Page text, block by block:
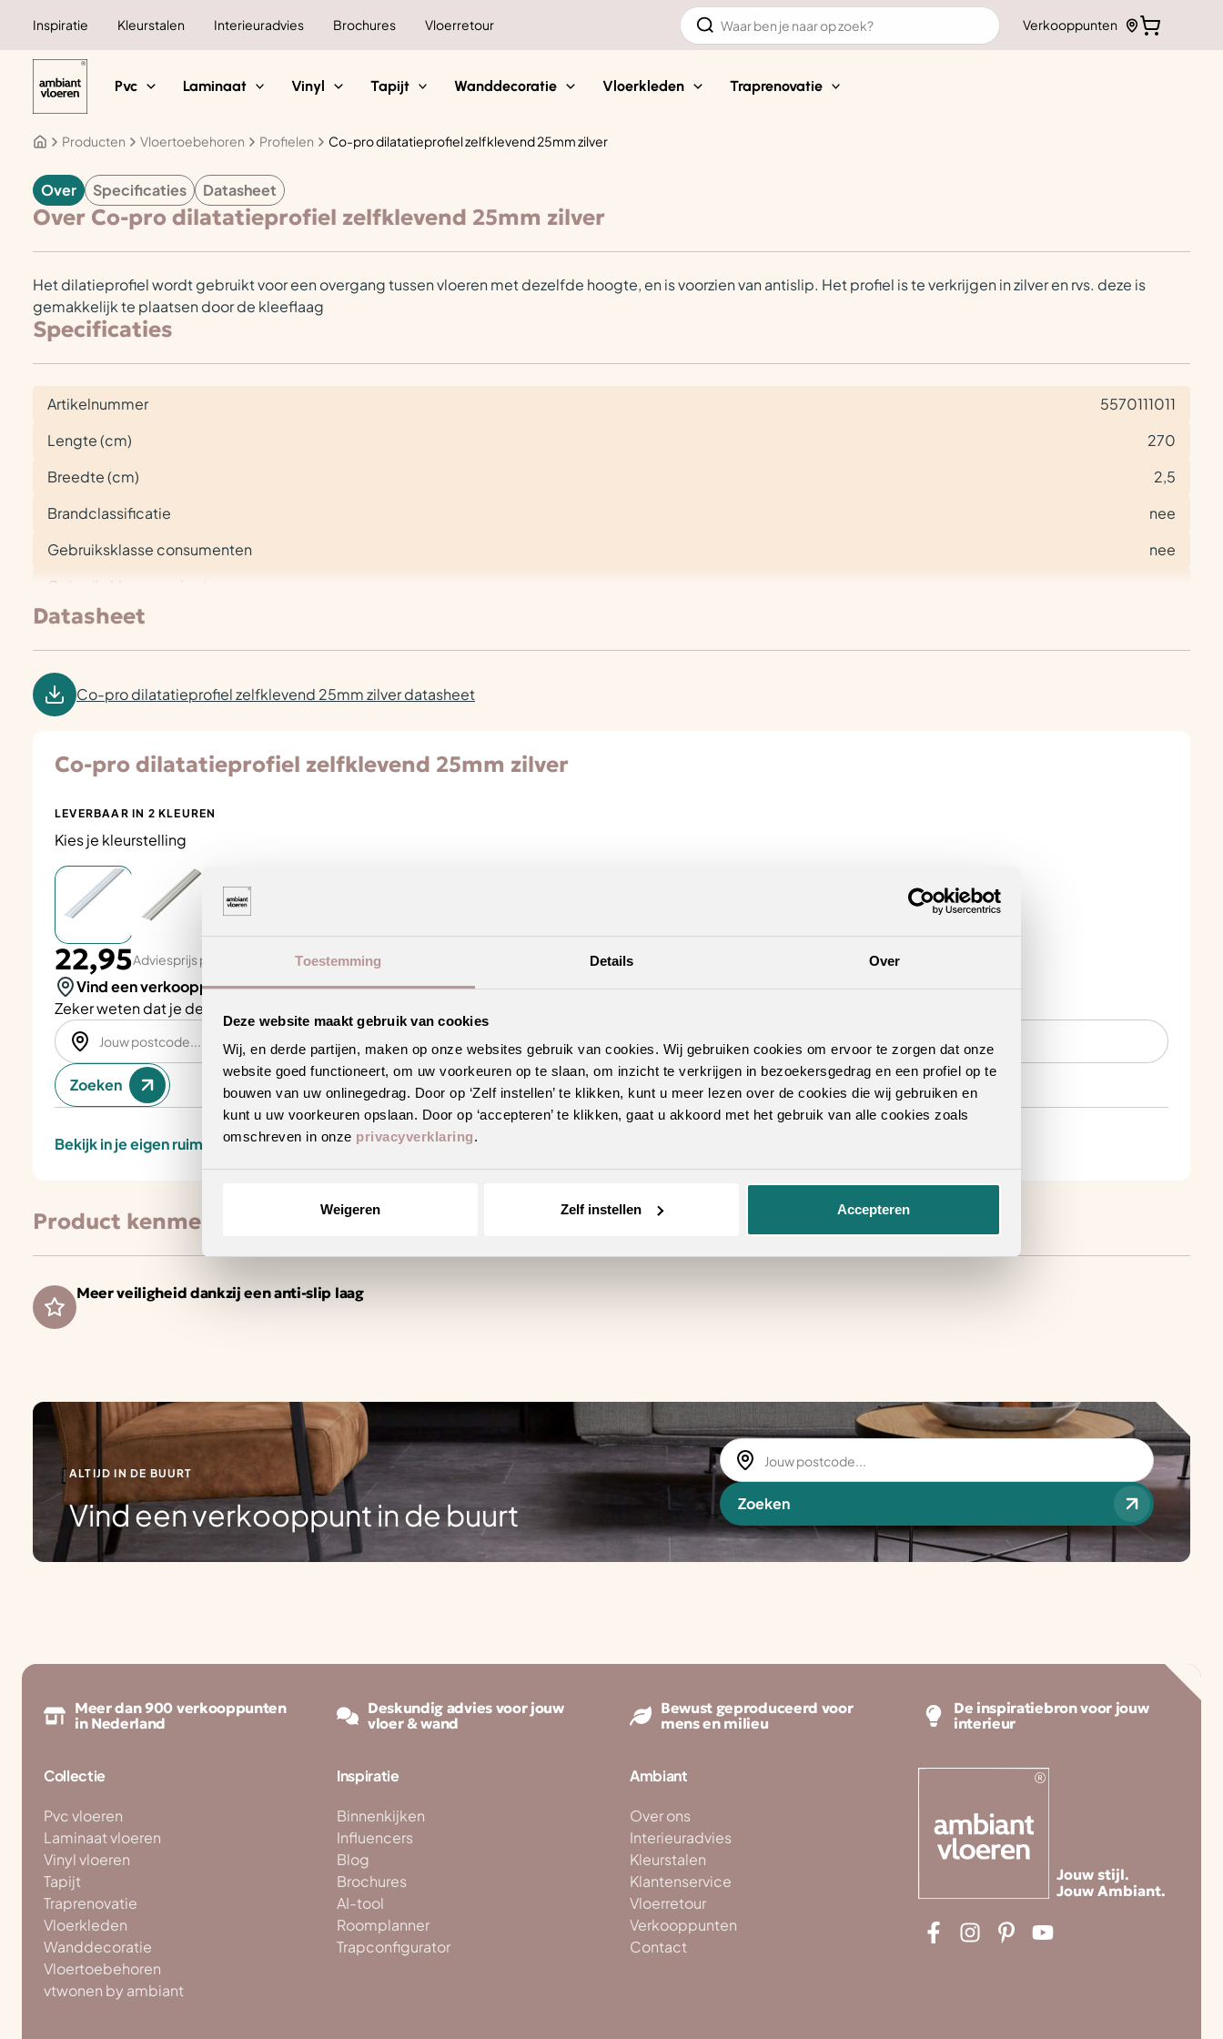
Toestemming Details Over
Deze website maakt gebruik van cookies
Wij, en derde partijen, maken op onze websites gebruik van cookies. Wij gebruiken cookies om ervoor te zorgen dat onze
website goed functioneert, om uw voorkeuren op te slaan, om inzicht te verkrijgen in bezoekersgedrag en een profiel op te
bouwen van uw onlinegedrag. Door op ‘Zelf instellen’ te klikken, kunt u meer lezen over de cookies die wij gebruiken en
kunt u uw voorkeuren opslaan. Door op ‘accepteren’ te klikken, gaat u akkoord met het gebruik van alle cookies zoals
omschreven in onze privacyverklaring.
Weigeren Zelf instellen Accepteren
Inspiratie Kleurstalen Interieuradvies Brochures Vloerretour
Zoeken
naar:
Verkooppunten
Pvc Laminaat Vinyl Tapijt Wanddecoratie Vloerkleden Traprenovatie
Producten Vloertoebehoren Profielen Co-pro dilatatieprofiel zelfklevend 25mm zilver
VLOERTOEBEHOREN
Over Specificaties Datasheet
Over Co-pro dilatatieprofiel zelfklevend 25mm zilver
Het dilatieprofiel wordt gebruikt voor een overgang tussen vloeren met dezelfde hoogte, en is voorzien van antislip. Het profiel is te verkrijgen in zilver en rvs. deze is
gemakkelijk te plaatsen door de kleeflaag
Specificaties
Artikelnummer
5570111011
Lengte (cm)
270
Breedte (cm)
2,5
Brandclassificatie
nee
Gebruiksklasse consumenten
nee
Gebruiksklasse project
Datasheet
Co-pro dilatatieprofiel zelfklevend 25mm zilver datasheet
Co-pro dilatatieprofiel zelfklevend 25mm zilver
LEVERBAAR IN 2 KLEUREN
Kies je kleurstelling
22,95Adviesprijs per aantal stuks
Vind een verkooppunt in de buurt
Zeker weten dat je de juiste keuze maakt? Plan een
Zoeken
Bekijk in je eigen ruimte
Product kenmerken
Meer veiligheid dankzij een anti-slip laag
ALTIJD IN DE BUURT
Vind een verkooppunt in de buurt Zoeken
Meer dan 900 verkooppunten
in Nederland
Deskundig advies voor jouw
vloer & wand
Bewust geproduceerd voor
mens en milieu
De inspiratiebron voor jouw
interieur
Collectie
Pvc vloeren
Laminaat vloeren
Vinyl vloeren
Tapijt
Traprenovatie
Vloerkleden
Wanddecoratie
Vloertoebehoren
vtwonen by ambiant
Inspiratie
Binnenkijken
Influencers
Blog
Brochures
AI-tool
Roomplanner
Trapconfigurator
Ambiant
Over ons
Interieuradvies
Kleurstalen
Klantenservice
Vloerretour
Verkooppunten
Contact
Jouw stijl.
Jouw Ambiant.